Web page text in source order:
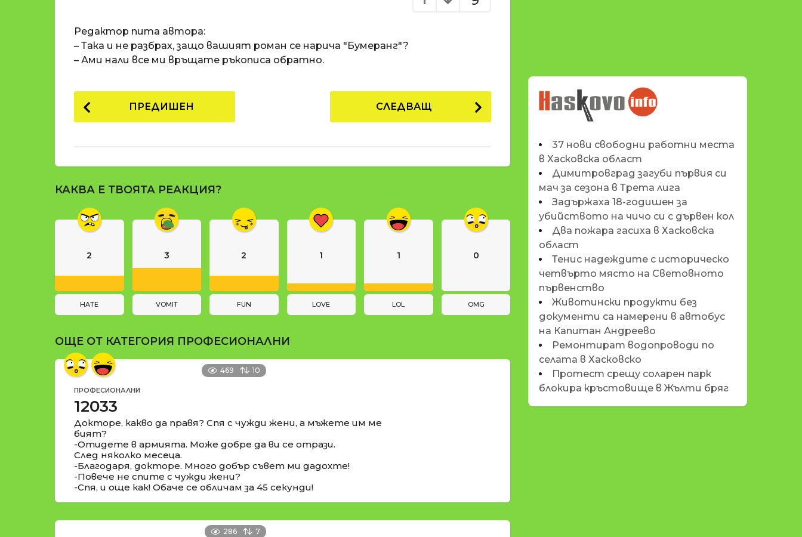
п
г
и
н
п
р
a
t
Редактор пита автора:
– Така и не разбрах, защо вашият роман се нарича "Бумеранг"?
– Ами нали все ми връщате ръкописа обратно.
P
o
a
g
a
t
i
n
ПРЕДИШЕН СЛЕДВАЩ
КАКВА Е ТВОЯТА РЕАКЦИЯ?
2
HATE
3
VOMIT
2
FUN
1
LOVE
1
LOL
0
OMG
ОЩЕ ОТ КАТЕГОРИЯ ПРОФЕСИОНАЛНИ
469 10
ПРОФЕСИОНАЛНИ
12033
Докторе, какво да правя? Спя с чужди жени, а мъжете им ме
бият?
-Отидете в армията. Може добре да ви се отрази.
След няколко месеца.
-Благодаря, докторе. Много добър съвет ми дадохте!
-Повече не спите с чужди жени?
-Спя, и още как! Обаче се обличам за 45 секунди!
286 7
НОВИНИТЕ НА
HASKOVO.INFO
37 нови свободни работни места
в Хасковска област
Димитровград загуби първия си
мач за сезона в Трета лига
Задържаха 18-годишен за
убийството на чичо си с дървен кол
Два пожара гасиха в Хасковска
област
Тенис надеждите с историческо
четвърто място на Световното
първенство
Животински продукти без
документи са намерени в автобус
на Капитан Андреево
Ремонтират водопроводи по
селата в Хасковско
Протест срещу соларен парк
блокира кръстовище в Жълти бряг